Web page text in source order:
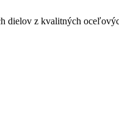
dielov z kvalitných